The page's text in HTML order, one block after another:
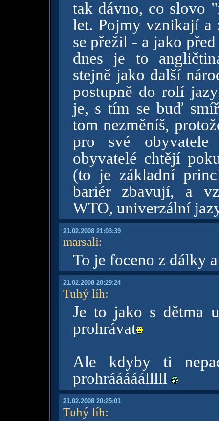
tak dávno, co slovo
let. Pojmy vznikají a
se přežil - a jako
dnes je to
stejně jako další
postupně do rolí
je, s tím se buď
tom nezměníš,
pro své
obyvatelé chtějí
(to je základní
bariér zbavují, a
WTO, univerzální
21.02.2008 21:03:39
marsali:
To je foceno z dálky
21.02.2008 20:29:24
Tuhý líh:
Je to jako s dětma
prohrávat
Ale kdyby ti
prohrááááálllll
21.02.2008 20:25:01
Tuhý líh: